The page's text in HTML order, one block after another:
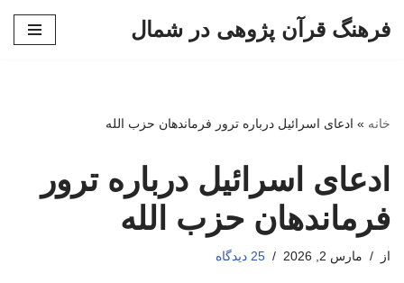
فرهنگ قرآن پژوهی در شمال
خانه » ادعای اسرائیل درباره ترور فرماندهان حزب الله
ادعای اسرائیل درباره ترور
فرماندهان حزب الله
از مارس 2, 2026 25 دیدگاه